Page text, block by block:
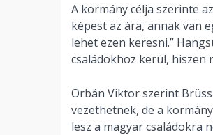
A kormány célja szerinte
képest az ára, annak van
lehet ezen keresni.”
családokhoz kerül, hiszen
Orbán Viktor szerint
vezethetnek, de a
lesz a magyar családokra